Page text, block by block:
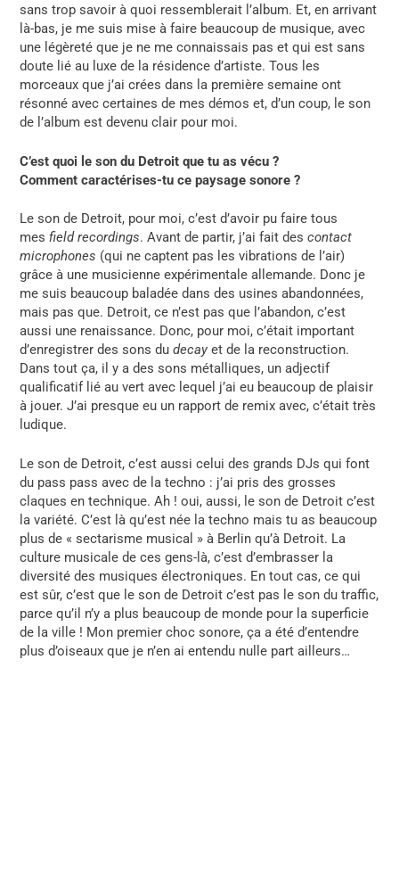
sans trop savoir à quoi ressemblerait l’album. Et, en arrivant
là-bas, je me suis mise à faire beaucoup de musique, avec
une légèreté que je ne me connaissais pas et qui est sans
doute lié au luxe de la résidence d’artiste. Tous les
morceaux que j’ai crées dans la première semaine ont
résonné avec certaines de mes démos et, d’un coup, le son
de l’album est devenu clair pour moi.
C’est quoi le son du Detroit que tu as vécu ?
Commentcaractérises-tu ce paysage sonore ?
Le son de Detroit, pour moi, c’est d’avoir pu faire tous
mesfield recordings. Avant de partir, j’ai fait descontact
microphones (qui ne captent pas les vibrations de l’air)
grâce à une musicienne expérimentale allemande. Donc je
me suis beaucoup baladée dans des usines abandonnées,
mais pas que. Detroit, ce n’est pas que l’abandon, c’est
aussi une renaissance. Donc, pour moi, c’était important
d’enregistrer des sons dudecay et de la reconstruction.
Dans tout ça, il y a des sons métalliques, un adjectif
qualificatif lié au vert avec lequel j’ai eu beaucoup de plaisir
à jouer. J’ai presque eu un rapport de remix avec, c’était très
ludique.
Le son de Detroit, c’est aussi celui des grands DJs qui font
du pass pass avec de la techno : j’ai pris des grosses
claques en technique. Ah ! oui, aussi, le son de Detroit c’est
la variété. C’est là qu’est née la techno mais tu as beaucoup
plus de « sectarisme musical » à Berlin qu’à Detroit. La
culture musicale de ces gens-là, c’est d’embrasser la
diversité des musiques électroniques. En tout cas, ce qui
est sûr, c’est que le son de Detroit c’est pas le son du traffic,
parce qu’il n’y a plus beaucoup de monde pour la superficie
de la ville ! Mon premier choc sonore, ça a été d’entendre
plus d’oiseaux que je n’en ai entendu nulle part ailleurs…